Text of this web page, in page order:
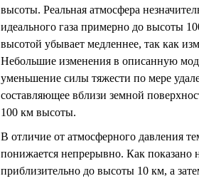
высоты. Реальная атмосфера
идеального газа примерно до высоты
высотой убывает медленнее, так как
Небольшие изменения в описанную
уменьшение силы тяжести по мере
составляющее вблизи земной
100 км высоты.
В отличие от атмосферного давления
понижается непрерывно. Как показано
приблизительно до высоты 10 км, а